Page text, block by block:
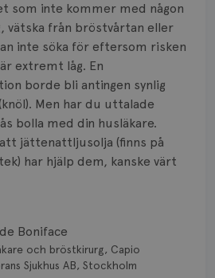
som inte kommer med någon
vätska från bröstvårtan eller
inte söka för eftersom risken
extremt låg. En
borde bli antingen synlig
Men har du uttalade
bolla med din husläkare.
jättenattljusolja (finns på
har hjälp dem, kanske värt
Boniface
och bröstkirurg, Capio
Sjukhus AB, Stockholm